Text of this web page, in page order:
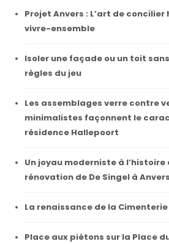
Projet Anvers : L’art de
vivre-ensemble
Isoler une façade ou un toit
règles du jeu
Les assemblages verre contre
minimalistes façonnent le
résidence Hallepoort
Un joyau moderniste à
rénovation de De Singel à Anvers
La renaissance de la
Place aux piétons sur la Place